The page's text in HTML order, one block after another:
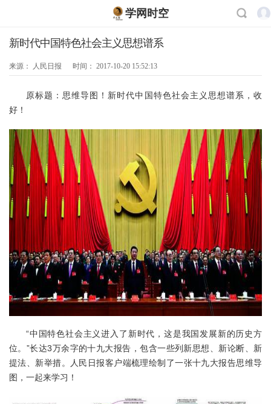
学网时空
新时代中国特色社会主义思想谱系
来源： 人民日报 时间： 2017-10-20 15:52:13
原标题：思维导图！新时代中国特色社会主义思想谱系，收
好！
“中国特色社会主义进入了新时代，这是我国发展新的历史方
位。”长达3万余字的十九大报告，包含一些列新思想、新论断、新
提法、新举措。人民日报客户端梳理绘制了一张十九大报告思维导
图，一起来学习！